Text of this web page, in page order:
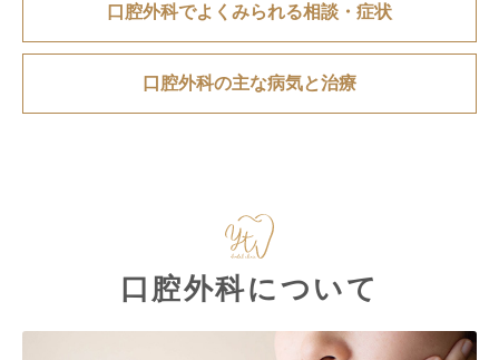
口腔外科でよくみられる相談・症状
口腔外科の主な病気と治療
口腔外科について